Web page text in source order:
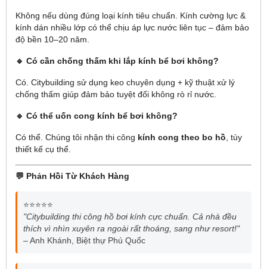
Không nếu dùng đúng loại kính tiêu chuẩn. Kính cường lực &
kính dán nhiều lớp có thể chịu áp lực nước liên tục – đảm bảo
độ bền 10–20 năm.
🔹 Có cần chống thấm khi lắp kính bể bơi không?
Có. Citybuilding sử dụng keo chuyên dụng + kỹ thuật xử lý
chống thấm giúp đảm bảo tuyệt đối không rò rỉ nước.
🔹 Có thể uốn cong kính bể bơi không?
Có thể. Chúng tôi nhận thi công kính cong theo bo hồ, tùy
thiết kế cụ thể.
💬 Phản Hồi Từ Khách Hàng
⭐⭐⭐⭐⭐
"Citybuilding thi công hồ bơi kính cực chuẩn. Cả nhà đều
thích vì nhìn xuyên ra ngoài rất thoáng, sang như resort!"
– Anh Khánh, Biệt thự Phú Quốc